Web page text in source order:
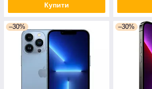
Купити
–30% –30%